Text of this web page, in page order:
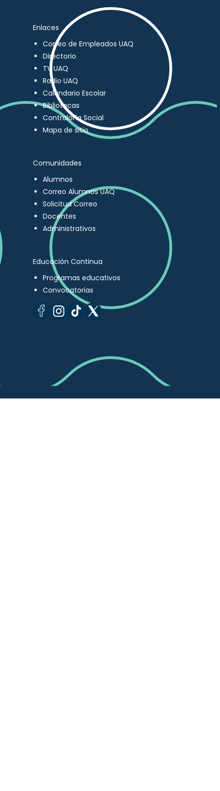
Enlaces
Correo de Empleados UAQ
Directorio
TV UAQ
Radio UAQ
Calendario Escolar
Bibliotecas
Contraloría Social
Mapa de sitio
Comunidades
Alumnos
Correo Alumnos UAQ
Solicitud Correo
Docentes
Administrativos
Educación Continua
Programas educativos
Convocatorias